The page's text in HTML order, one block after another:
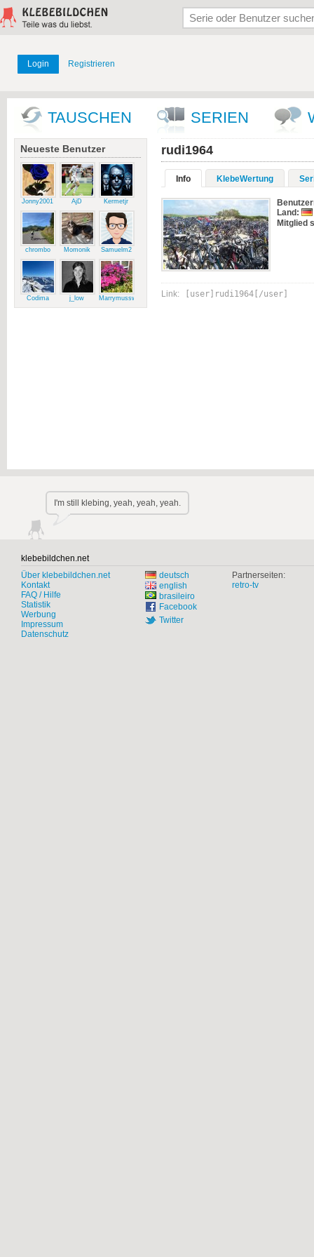
Login Registrieren
TAUSCHEN SERIEN
Neueste Benutzer
Jonny2001 AjD Kermetjr
chrombo Momonik Samuelm2
Codima j_low Marrymussweg
rudi1964
Info KlebeWertung
Land:
Mitglied
Link: [user]rudi1964[/user]
I'm still klebing, yeah, yeah, yeah.
klebebildchen.net
Über klebebildchen.net
Kontakt
FAQ / Hilfe
Statistik
Werbung
Impressum
Datenschutz
deutsch
english
brasileiro
Facebook
Twitter
Partnerseiten:
retro-tv